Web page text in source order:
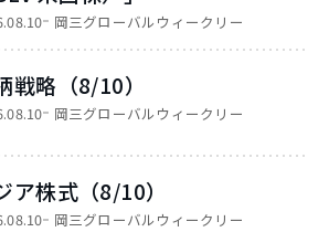
岡三グローバルウィークリー
戦略（8/10）
岡三グローバルウィークリー
ア株式（8/10）
岡三グローバルウィークリー